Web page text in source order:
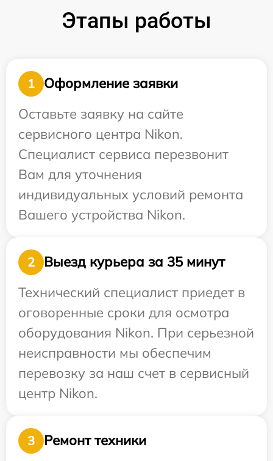
Этапы работы
1
Оформление заявки
Оставьте заявку на сайте
сервисного центра Nikon.
Специалист сервиса перезвонит
Вам для уточнения
индивидуальных условий ремонта
Вашего устройства Nikon.
2
Выезд курьера за 35 минут
Технический специалист приедет в
оговоренные сроки для осмотра
оборудования Nikon. При серьезной
неисправности мы обеспечим
перевозку за наш счет в сервисный
центр Nikon.
3
Ремонт техники